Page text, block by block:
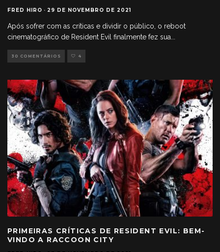
FRED HIRO · 29 DE NOVEMBRO DE 2021
Após sofrer com as críticas e dividir o público, o reboot
cinematográfico de Resident Evil finalmente fez sua
30 COMENTÁRIOS 4
PRIMEIRAS CRÍTICAS DE RESIDENT EVIL: BEM-
VINDO A RACCOON CITY